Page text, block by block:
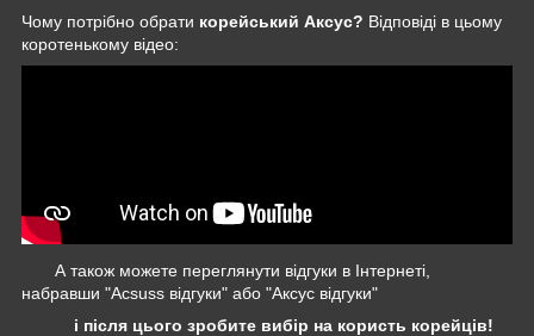
Чому потрібно обрати корейський Аксус? Відповіді в цьому
коротенькому відео:
А також можете переглянути відгуки в Інтернеті,
набравши "Acsuss відгуки" або "Аксус відгуки"
і після цього зробите вибір на користь корейців!